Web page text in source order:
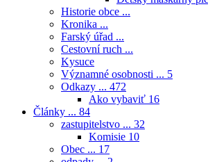
Historie obce ...
Kronika ...
Farský úřad ...
Cestovní ruch ...
Kysuce
Významné osobnosti ... 5
Odkazy ... 472
Ako vybaviť 16
Články ... 84
zastupitelstvo ... 32
Komisie 10
Obec ... 17